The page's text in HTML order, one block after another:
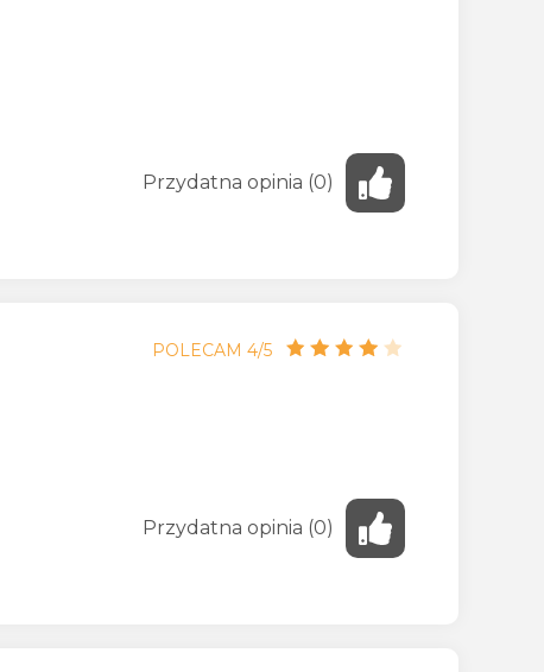
Przydatna opinia (0)
POLECAM 4/5
Przydatna opinia (0)